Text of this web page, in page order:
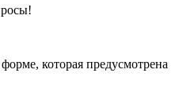
которая предусмотрена